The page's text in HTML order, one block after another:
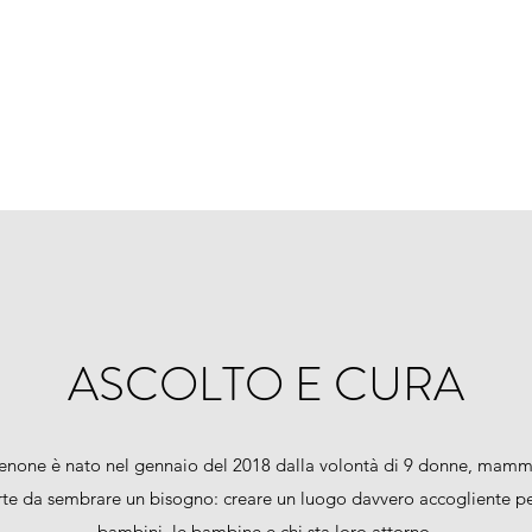
ASCOLTO E CURA
è nato nel gennaio del 2018 dalla volontà di 9 donne,
da sembrare un bisogno: creare un luogo davvero accogliente